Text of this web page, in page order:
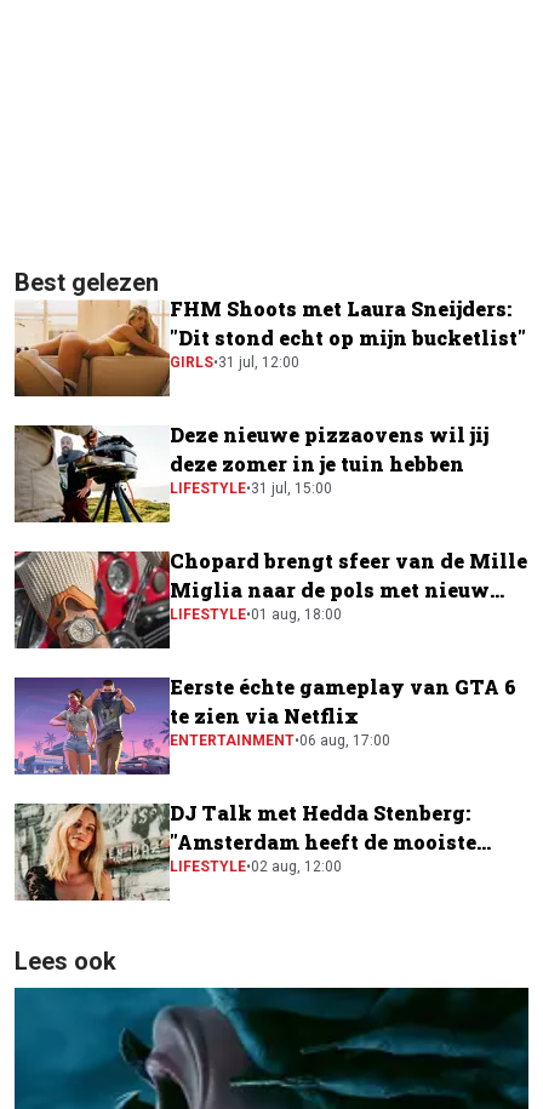
Best gelezen
FHM Shoots met Laura Sneijders:
"Dit stond echt op mijn bucketlist"
GIRLS•31 jul, 12:00
Deze nieuwe pizzaovens wil jij
deze zomer in je tuin hebben
LIFESTYLE•31 jul, 15:00
Chopard brengt sfeer van de Mille
Miglia naar de pols met nieuw
horloge
LIFESTYLE•01 aug, 18:00
Eerste échte gameplay van GTA 6
te zien via Netflix
ENTERTAINMENT•06 aug, 17:00
DJ Talk met Hedda Stenberg:
"Amsterdam heeft de mooiste
festivalscene van Europa"
LIFESTYLE•02 aug, 12:00
Lees ook